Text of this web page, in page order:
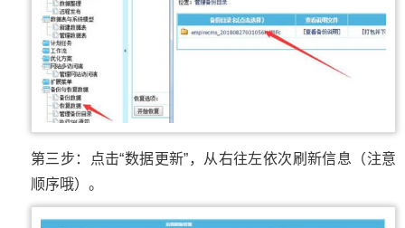
第三步：点击“数据更新”，从右往左依次刷新信息（注意
顺序哦）。